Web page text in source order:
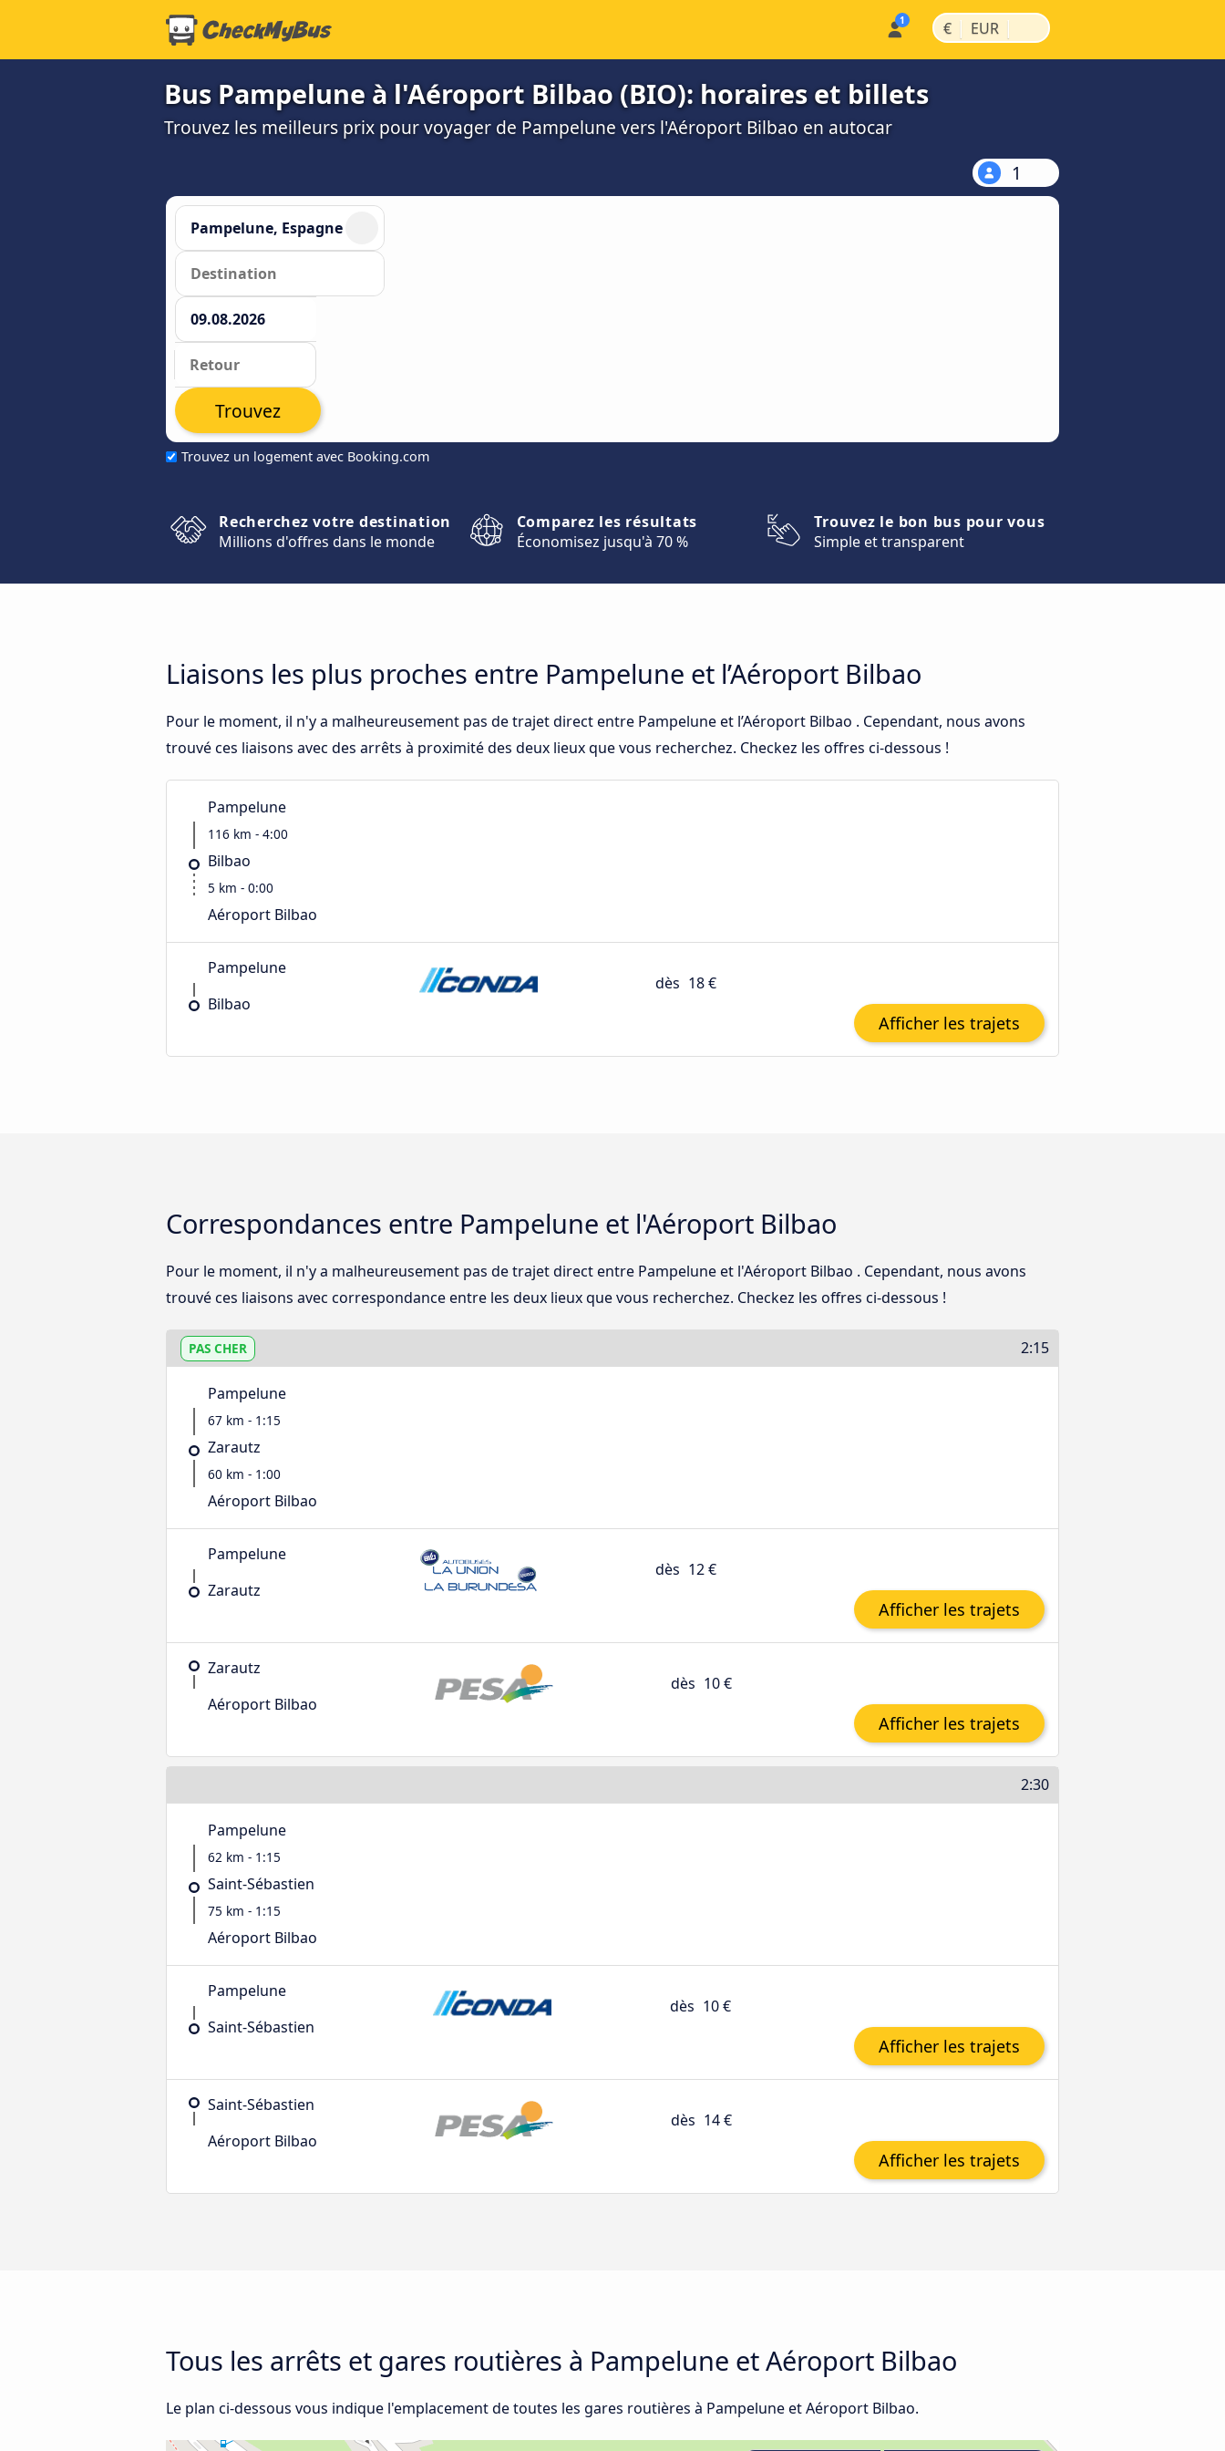
€ | EUR |
Bus Pampelune à l'Aéroport Bilbao (BIO): horaires et billets
Trouvez les meilleurs prix pour voyager de Pampelune vers l'Aéroport Bilbao en autocar
1
Trouvez un logement avec Booking.com
Trouvez
Recherchez votre destination
Millions d'offres dans le monde
Comparez les résultats
Économisez jusqu'à 70 %
Trouvez le bon bus pour vous
Simple et transparent
Liaisons les plus proches entre Pampelune et l’Aéroport Bilbao
Pour le moment, il n'y a malheureusement pas de trajet direct entre Pampelune et l’Aéroport Bilbao . Cependant, nous avons
trouvé ces liaisons avec des arrêts à proximité des deux lieux que vous recherchez. Checkez les offres ci-dessous !
Pampelune
116 km - 4:00
Bilbao
5 km - 0:00
Aéroport Bilbao
Pampelune
Bilbao
dès 18 €
Afficher les trajets
Correspondances entre Pampelune et l'Aéroport Bilbao
Pour le moment, il n'y a malheureusement pas de trajet direct entre Pampelune et l'Aéroport Bilbao . Cependant, nous avons
trouvé ces liaisons avec correspondance entre les deux lieux que vous recherchez. Checkez les offres ci-dessous !
PAS CHER 2:15
Pampelune
67 km - 1:15
Zarautz
60 km - 1:00
Aéroport Bilbao
Pampelune
Zarautz
dès 12 €
Afficher les trajets
Zarautz
Aéroport Bilbao
dès 10 €
Afficher les trajets
2:30
Pampelune
62 km - 1:15
Saint-Sébastien
75 km - 1:15
Aéroport Bilbao
Pampelune
Saint-Sébastien
dès 10 €
Afficher les trajets
Saint-Sébastien
Aéroport Bilbao
dès 14 €
Afficher les trajets
Tous les arrêts et gares routières à Pampelune et Aéroport Bilbao
Le plan ci-dessous vous indique l'emplacement de toutes les gares routières à Pampelune et Aéroport Bilbao.